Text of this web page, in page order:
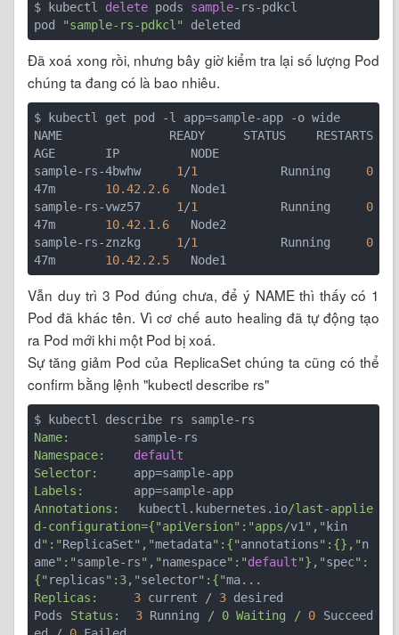
$ kubectl delete pods sample-rs-pdkcl
pod
"sample-rs-pdkcl"
Đã xoá xong rồi, nhưng bây giờ kiểm tra lại số lượng Pod
chúng ta đang có là bao nhiêu.
$ kubectl get pod -l app=sample-app -o wide
NAME              READY     STATUS    RESTARTS
AGE       IP          NODE
sample-rs-4bwhw 1 /1
       Running
0
47m 10.42.2.6
   Node1
sample-rs-vwz57 1 /1
       Running
0
47m 10.42.1.6
   Node2
sample-rs-znzkg 1 /1
       Running
0
47m 10.42.2.5
Vẫn duy trì 3 Pod đúng chưa, để ý NAME thì thấy có 1
Pod đã khác tên. Vì cơ chế auto healing đã tự động tạo
ra Pod mới khi một Pod bị xoá.
Sự tăng giảm Pod của ReplicaSet chúng ta cũng có thể
confirm bằng lệnh "kubectl describe rs"
Name:
Namespace:
default
Selector:
Labels:
Annotations:
  kubectl.kubernetes.io
/last-applie
d-configuration={"apiVersion":"apps/v1"," kin
d ":"ReplicaSet","metadata":{"annotations":{},"n
ame":"sample-rs","namespace":"default"},"spec":
{" replicas":3,"selector":{"
Replicas:
3 current / 3 desired
Pods Status: 3 Running / 0 Waiting / 0 Succeed